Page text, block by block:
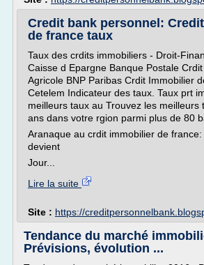
Credit bank personnel:
de france taux
Taux des crdits immobiliers - Droit-
Caisse d Epargne Banque Postale
Agricole BNP Paribas Crdit Immobilier
Cetelem Indicateur des taux. Taux prt
meilleurs taux au Trouvez les meilleurs
ans dans votre rgion parmi plus de 80
Aranaque au crdit immobilier de
devient
Jour...
Lire la suite
Site : https://
Tendance du marché
Prévisions, évolution ...